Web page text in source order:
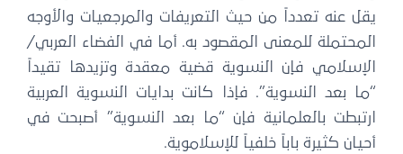
يقل عنه تعدداً من حيث التعريفات والمرجعيات والأوجه
المحتملة للمعنى المقصود به. أما في الفضاء العربي/
الإسلامي فإن النسوية قضية معقدة وتزيدها تقيداً
“ما بعد النسوية”. فإذا كانت بدايات النسوية العربية
ارتبطت بالعلمانية فإن “ما بعد النسوية” أصبحت في
أحيان كثيرة باباً خلفياً للإسلاموية.